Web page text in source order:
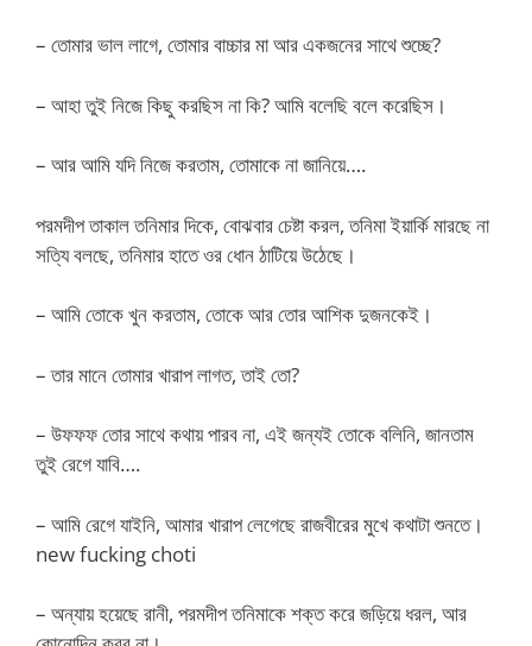
– তোমার ভাল লাগে, তোমার বাচ্চার মা আর একজনের সাথে শুচ্ছে?
– আহা তুই নিজে কিছু করছিস না কি? আমি বলেছি বলে করেছিস।
– আর আমি যদি নিজে করতাম, তোমাকে না জানিয়ে….
পরমদীপ তাকাল তনিমার দিকে, বোঝবার চেষ্টা করল, তনিমা ইয়ার্কি মারছে না
সত্যি বলছে, তনিমার হাতে ওর ধোন ঠাটিয়ে উঠেছে।
– আমি তোকে খুন করতাম, তোকে আর তোর আশিক দুজনকেই।
– তার মানে তোমার খারাপ লাগত, তাই তো?
– উফফফ তোর সাথে কথায় পারব না, এই জন্যই তোকে বলিনি, জানতাম
তুই রেগে যাবি….
– আমি রেগে যাইনি, আমার খারাপ লেগেছে রাজবীরের মুখে কথাটা শুনতে।
new fucking choti
– অন্যায় হয়েছে রানী, পরমদীপ তনিমাকে শক্ত করে জড়িয়ে ধরল, আর